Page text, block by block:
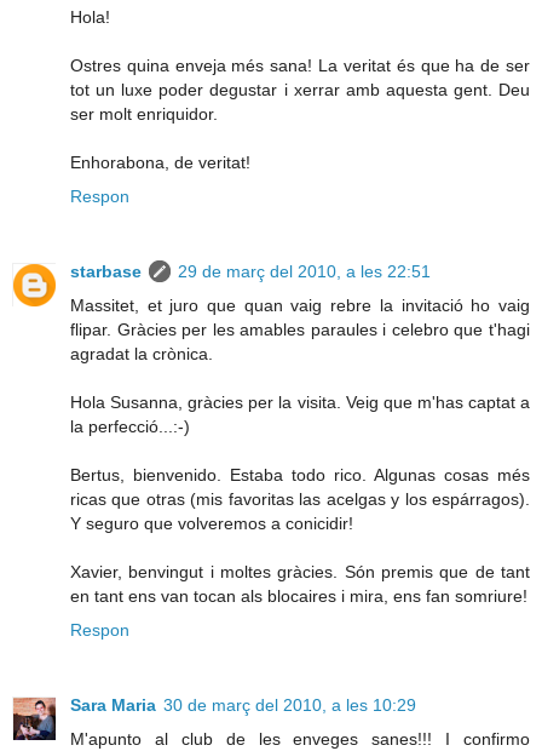
Hola!
Ostres quina enveja més sana! La veritat és que ha de ser
tot un luxe poder degustar i xerrar amb aquesta gent. Deu
ser molt enriquidor.
Enhorabona, de veritat!
Respon
starbase
29 de març del 2010, a les 22:51
Massitet, et juro que quan vaig rebre la invitació ho vaig
flipar. Gràcies per les amables paraules i celebro que t'hagi
agradat la crònica.
Hola Susanna, gràcies per la visita. Veig que m'has captat a
la perfecció...:-)
Bertus, bienvenido. Estaba todo rico. Algunas cosas més
ricas que otras (mis favoritas las acelgas y los espárragos).
Y seguro que volveremos a conicidir!
Xavier, benvingut i moltes gràcies. Són premis que de tant
en tant ens van tocan als blocaires i mira, ens fan somriure!
Respon
Sara Maria 30 de març del 2010, a les 10:29
M'apunto al club de les enveges sanes!!! I confirmo